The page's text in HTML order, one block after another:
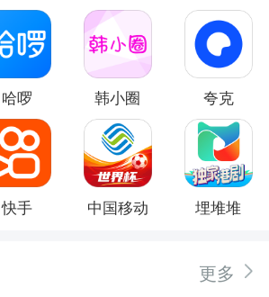
哈啰 韩小圈 夸克
快手 中国移动 埋堆堆
更多